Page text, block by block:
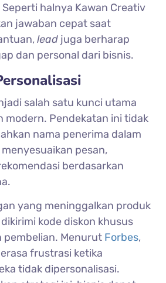
halnya Kawan Creativ
jawaban cepat saat
lead juga berharap
dan personal dari bisnis.
salah satu kunci utama
modern. Pendekatan ini tidak
nama penerima dalam
pesan,
berdasarkan
yang meninggalkan produk
kode diskon khusus
pembelian. Menurut Forbes,
frustrasi ketika
tidak dipersonalisasi.